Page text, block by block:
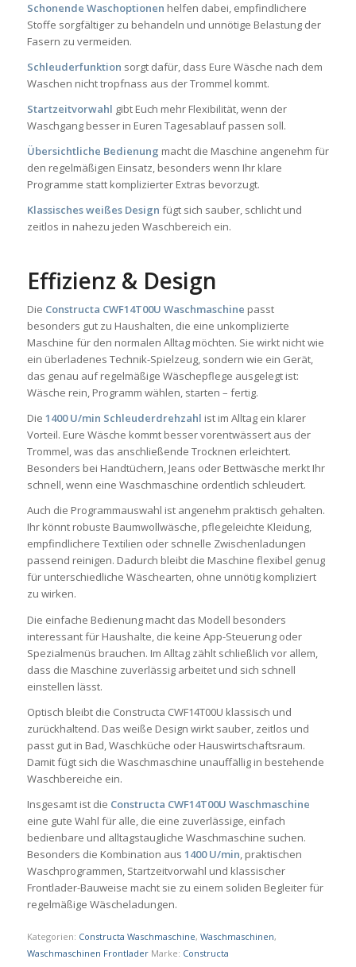
Schonende Waschoptionen helfen dabei, empfindlichere
Stoffe sorgfältiger zu behandeln und unnötige Belastung der
Fasern zu vermeiden.
Schleuderfunktion sorgt dafür, dass Eure Wäsche nach dem
Waschen nicht tropfnass aus der Trommel kommt.
Startzeitvorwahl gibt Euch mehr Flexibilität, wenn der
Waschgang besser in Euren Tagesablauf passen soll.
Übersichtliche Bedienung macht die Maschine angenehm für
den regelmäßigen Einsatz, besonders wenn Ihr klare
Programme statt komplizierter Extras bevorzugt.
Klassisches weißes Design fügt sich sauber, schlicht und
zeitlos in nahezu jeden Waschbereich ein.
Effizienz & Design
Die Constructa CWF14T00U Waschmaschine passt
besonders gut zu Haushalten, die eine unkomplizierte
Maschine für den normalen Alltag möchten. Sie wirkt nicht wie
ein überladenes Technik-Spielzeug, sondern wie ein Gerät,
das genau auf regelmäßige Wäschepflege ausgelegt ist:
Wäsche rein, Programm wählen, starten – fertig.
Die 1400 U/min Schleuderdrehzahl ist im Alltag ein klarer
Vorteil. Eure Wäsche kommt besser vorentwässert aus der
Trommel, was das anschließende Trocknen erleichtert.
Besonders bei Handtüchern, Jeans oder Bettwäsche merkt Ihr
schnell, wenn eine Waschmaschine ordentlich schleudert.
Auch die Programmauswahl ist angenehm praktisch gehalten.
Ihr könnt robuste Baumwollwäsche, pflegeleichte Kleidung,
empfindlichere Textilien oder schnelle Zwischenladungen
passend reinigen. Dadurch bleibt die Maschine flexibel genug
für unterschiedliche Wäschearten, ohne unnötig kompliziert
zu wirken.
Die einfache Bedienung macht das Modell besonders
interessant für Haushalte, die keine App-Steuerung oder
Spezialmenüs brauchen. Im Alltag zählt schließlich vor allem,
dass die Maschine zuverlässig arbeitet und sich schnell
einstellen lässt.
Optisch bleibt die Constructa CWF14T00U klassisch und
zurückhaltend. Das weiße Design wirkt sauber, zeitlos und
passt gut in Bad, Waschküche oder Hauswirtschaftsraum.
Damit fügt sich die Waschmaschine unauffällig in bestehende
Waschbereiche ein.
Insgesamt ist die Constructa CWF14T00U Waschmaschine
eine gute Wahl für alle, die eine zuverlässige, einfach
bedienbare und alltagstaugliche Waschmaschine suchen.
Besonders die Kombination aus 1400 U/min, praktischen
Waschprogrammen, Startzeitvorwahl und klassischer
Frontlader-Bauweise macht sie zu einem soliden Begleiter für
regelmäßige Wäscheladungen.
Kategorien: Constructa Waschmaschine, Waschmaschinen,
Waschmaschinen Frontlader Marke: Constructa